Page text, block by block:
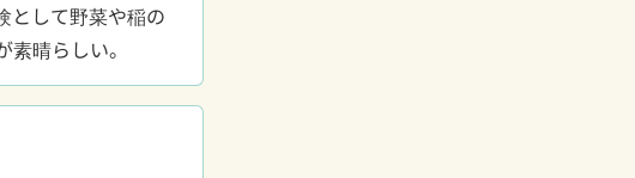
として野菜や稲の
晴らしい。